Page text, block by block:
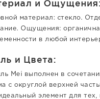
и Ощущения:
материал: стекло.
Ощущения:
в любой
и Цвета:
Mei выполнен в
с округлой верхней
элемент для тех,